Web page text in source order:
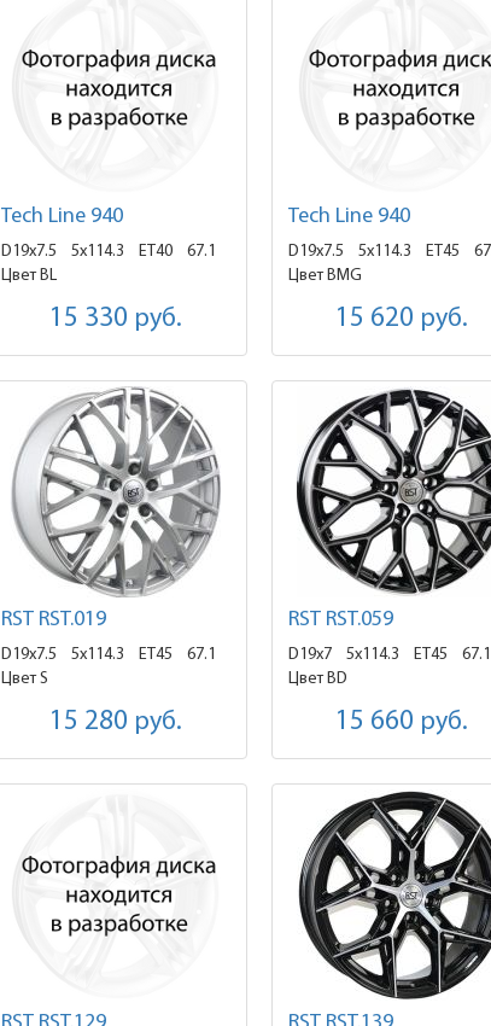
Tech Line 940
D19x7.5 5x114.3 ET40
67.1
Цвет BL
15 330 руб.
Tech Line 940
D19x7.5 5x114.3 ET45
Цвет BMG
15 620 руб.
RST RST.019
D19x7.5 5x114.3 ET45
67.1
Цвет S
15 280 руб.
RST RST.059
D19x7 5x114.3 ET45
67.1
Цвет BD
15 660 руб.